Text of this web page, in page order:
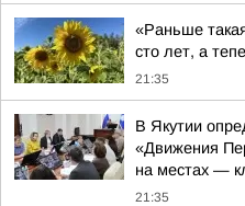
«Раньше
сто лет, а
21:35
В Якутии
«Движения
на местах —
21:35